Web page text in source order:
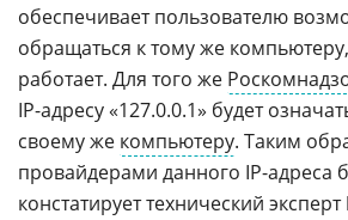
обеспечивает пользователю
обращаться к тому же
работает. Для того же
IP-адресу «127.0.0.1» будет
своему же компьютеру. Таким
провайдерами данного IP-адреса
констатирует технический эксперт